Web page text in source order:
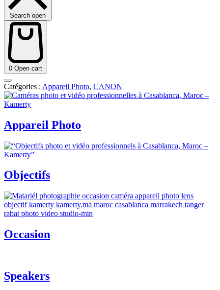
Search open
0 Open cart
Catégories : Appareil Photo, CANON
Appareil Photo
Objectifs
Occasion
Speakers